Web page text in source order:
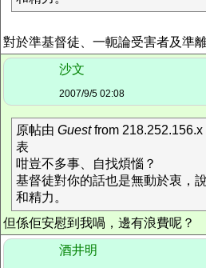
對於準基督徒、一軛論受害者及準
沙文
2007/9/5 02:08
原帖由 Guestfrom 218.252.156.x
表
咁豈不多事、自找煩惱？
基督徒對你的話也是無動於衷，
和精力。
但係佢安慰到我喎，邊有浪費呢？
酒井明